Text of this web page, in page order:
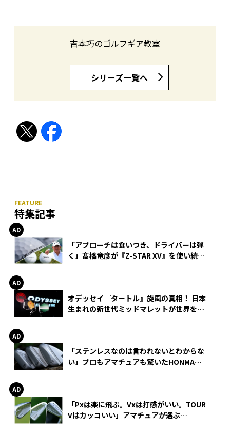
吉本巧のゴルフギア教室
シリーズ一覧へ
特集記事
「アプローチは食いつき、ドライバーは弾
く」髙橋竜彦が『Z-STAR XV』を使い続け
オデッセイ『タートル』旋風の真相！ 日本
生まれの新世代ミッドマレットが世界を席
「ステンレスなのは言われないとわからな
い」プロもアマチュアも驚いたHONMA
「Pxは楽に飛ぶ。Vxは打感がいい。TOUR
Vはカッコいい」アマチュアが選ぶ